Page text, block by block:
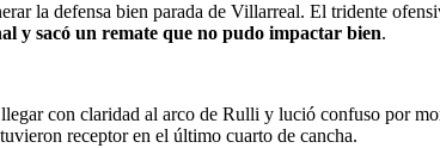
la defensa bien parada de Villarreal. El tridente
y sacó un remate que no pudo impactar bien.
con claridad al arco de Rulli y lució confuso por
receptor en el último cuarto de cancha.